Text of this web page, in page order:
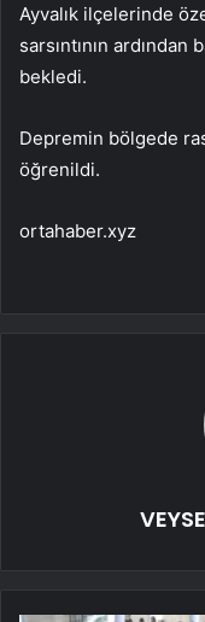
Ayvalık ilçelerinde
sarsıntının ardından
bekledi.
Depremin bölgede
öğrenildi.
ortahaber.xyz